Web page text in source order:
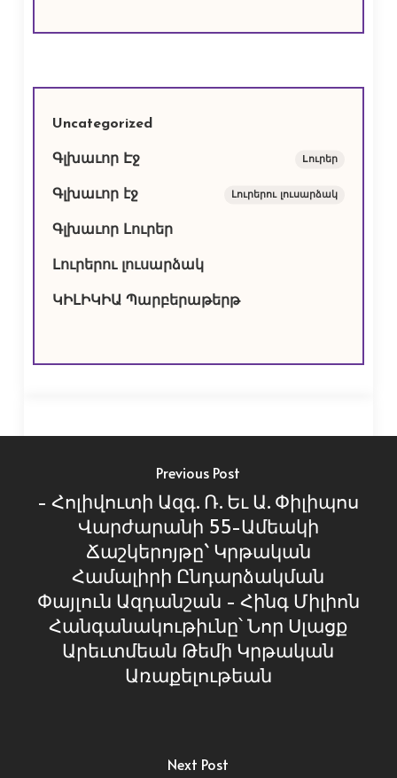
Uncategorized
Գլխաւոր Էջ Lուրեր
Գլխաւոր էջ Լուրերու լուսարձակ
Գլխաւոր Լուրեր
Լուրերու լուսարձակ
ԿԻԼԻԿԻԱ Պարբերաթերթ
Previous Post
- Հոլիվուտի Ազգ. Ռ. Եւ Ա. Փիլիպոս
Վարժարանի 55-Ամեակի
Ճաշկերոյթը` Կրթական
Համալիրի Ընդարձակման
Փայլուն Ազդանշան - Հինգ Միլիոն
Հանգանակութիւնը՝ Նոր Սլացք
Արեւտմեան Թեմի Կրթական
Առաքելութեան
Next Post